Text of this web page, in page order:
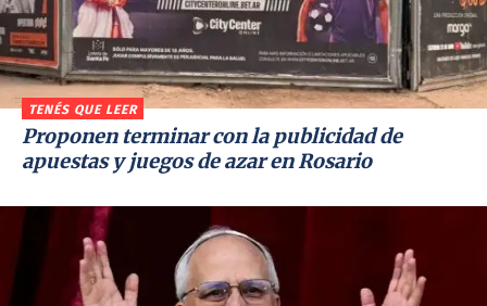
TENÉS QUE LEER
Proponen terminar con la publicidad de
apuestas y juegos de azar en Rosario